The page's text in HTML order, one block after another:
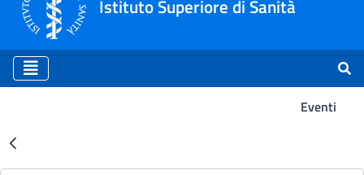
Istituto Superiore di Sanità
Eventi
Risultati della Ricerca -